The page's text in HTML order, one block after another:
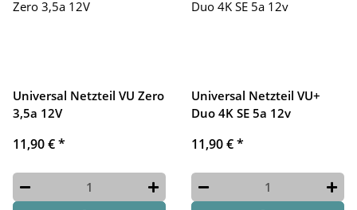
Universal Netzteil VU Zero
3,5a 12V
11,90 €*
Universal Netzteil VU+
Duo 4K SE 5a 12v
11,90 €*